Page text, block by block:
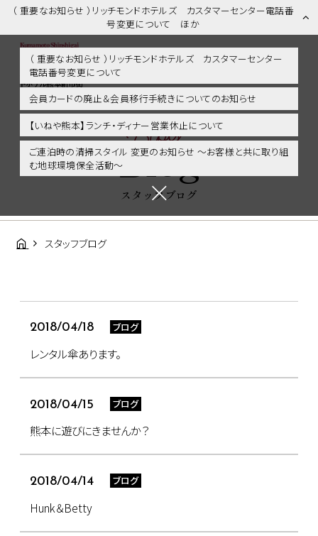
（ 重要なお知らせ ）リッチモンドホテルズ カスタマーセンター電話番
号変更について ほか
（ 重要なお知らせ ）リッチモンドホテルズ カスタマーセンター
電話番号変更について
会員カードの廃止＆会員移行手続きについてのお知らせ
【いねや熊本】ランチ・ディナー営業休止について
ご連泊時の清掃スタイル 変更のお知らせ ～お客様と共に取り組
む地球環境保全活動～
スタッフブログ | 熊本市内・新市街・熊本城に好アクセス！リッチモン
ドホテル熊本新市街
Blog
Blog
スタッフブログ
スタッフブログ
2018/04/18 ブログ
レンタル傘あります。
2018/04/15 ブログ
熊本に遊びにきませんか？
2018/04/14 ブログ
Hunk＆Betty